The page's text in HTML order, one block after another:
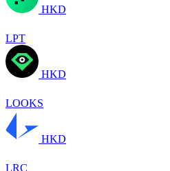
HKD
LPT
HKD
LOOKS
HKD
LRC